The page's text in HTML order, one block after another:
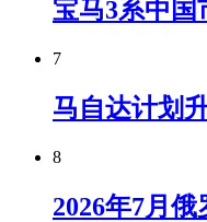
宝马3系中国
7
马自达计划
8
2026年7月